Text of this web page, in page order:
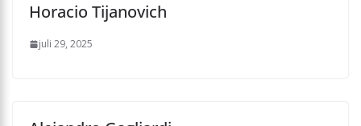
Horacio Tijanovich
juli 29, 2025